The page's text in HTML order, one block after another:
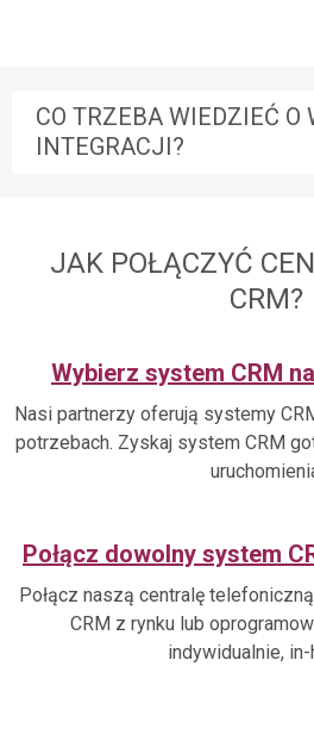
CO TRZEBA WIEDZIEĆ O
INTEGRACJI?
JAK POŁĄCZYĆ
CRM?
Wybierz system CRM
Nasi partnerzy oferują systemy
potrzebach. Zyskaj system CRM
Połącz dowolny system
Połącz naszą centralę
CRM z rynku lub
indywidualnie, in-